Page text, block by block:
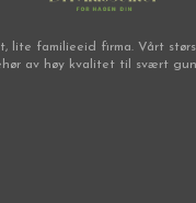
lite familieeid firma. Vårt
av høy kvalitet til svært